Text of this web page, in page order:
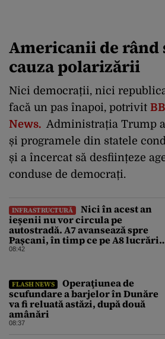
Americanii de rând
cauza polarizării
Nici democrații, nici
facă un pas înapoi, potrivit
News. Administrația Trump
și programele din statele
și a încercat să desființeze
conduse de democrați.
INFRASTRUCTURĂ
Nici în acest an
ieșenii nu vor circula pe
autostradă. A7 avansează spre
Pașcani, în timp ce pe A8
întârzie
08:42
FLASH NEWS
Operaţiunea de
scufundare a barjelor în Dunăre
va fi reluată astăzi, după două
amânări
08:37